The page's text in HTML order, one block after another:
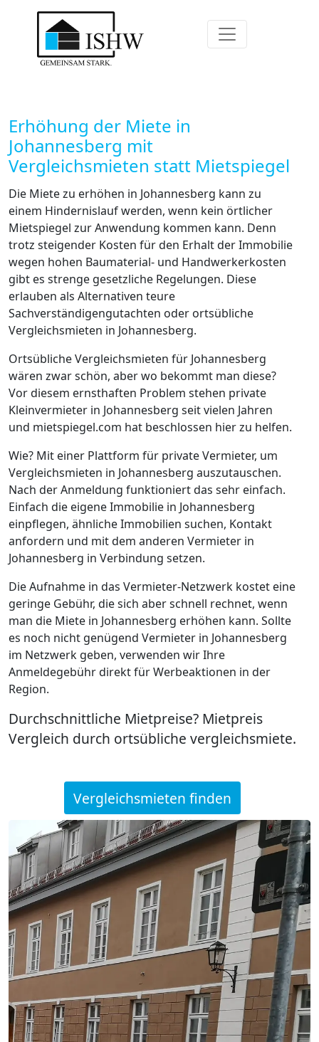
Erhöhung der Miete in
Johannesberg mit
Vergleichsmieten statt Mietspiegel
Die Miete zu erhöhen in Johannesberg kann zu
einem Hindernislauf werden, wenn kein örtlicher
Mietspiegel zur Anwendung kommen kann. Denn
trotz steigender Kosten für den Erhalt der Immobilie
wegen hohen Baumaterial- und Handwerkerkosten
gibt es strenge gesetzliche Regelungen. Diese
erlauben als Alternativen teure
Sachverständigengutachten oder ortsübliche
Vergleichsmieten in Johannesberg.
Ortsübliche Vergleichsmieten für Johannesberg
wären zwar schön, aber wo bekommt man diese?
Vor diesem ernsthaften Problem stehen private
Kleinvermieter in Johannesberg seit vielen Jahren
und mietspiegel.com hat beschlossen hier zu helfen.
Wie? Mit einer Plattform für private Vermieter, um
Vergleichsmieten in Johannesberg auszutauschen.
Nach der Anmeldung funktioniert das sehr einfach.
Einfach die eigene Immobilie in Johannesberg
einpflegen, ähnliche Immobilien suchen, Kontakt
anfordern und mit dem anderen Vermieter in
Johannesberg in Verbindung setzen.
Die Aufnahme in das Vermieter-Netzwerk kostet eine
geringe Gebühr, die sich aber schnell rechnet, wenn
man die Miete in Johannesberg erhöhen kann. Sollte
es noch nicht genügend Vermieter in Johannesberg
im Netzwerk geben, verwenden wir Ihre
Anmeldegebühr direkt für Werbeaktionen in der
Region.
Durchschnittliche Mietpreise? Mietpreis
Vergleich durch ortsübliche vergleichsmiete.
Vergleichsmieten finden